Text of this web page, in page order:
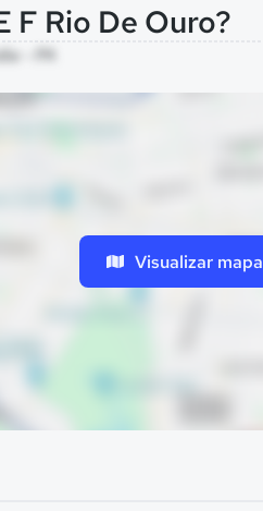
F Rio De Ouro?
- PA
Visualizar mapa